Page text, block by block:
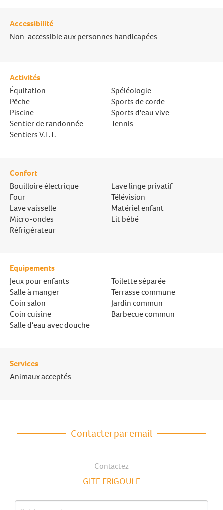
Accessibilité
Non-accessible aux personnes handicapées
Activités
Équitation
Pêche
Piscine
Sentier de randonnée
Sentiers V.T.T.
Spéléologie
Sports de corde
Sports d'eau vive
Tennis
Confort
Bouilloire électrique
Four
Lave vaisselle
Micro-ondes
Réfrigérateur
Lave linge privatif
Télévision
Matériel enfant
Lit bébé
Equipements
Jeux pour enfants
Salle à manger
Coin salon
Coin cuisine
Salle d'eau avec douche
Toilette séparée
Terrasse commune
Jardin commun
Barbecue commun
Services
Animaux acceptés
Contacter par email
Contactez
GITE FRIGOULE